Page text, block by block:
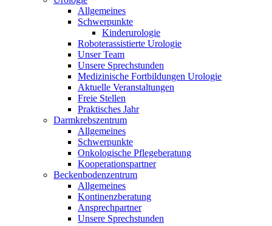
Allgemeines
Schwerpunkte
Kinderurologie
Roboterassistierte Urologie
Unser Team
Unsere Sprechstunden
Medizinische Fortbildungen Urologie
Aktuelle Veranstaltungen
Freie Stellen
Praktisches Jahr
Darmkrebszentrum
Allgemeines
Schwerpunkte
Onkologische Pflegeberatung
Kooperationspartner
Beckenbodenzentrum
Allgemeines
Kontinenzberatung
Ansprechpartner
Unsere Sprechstunden